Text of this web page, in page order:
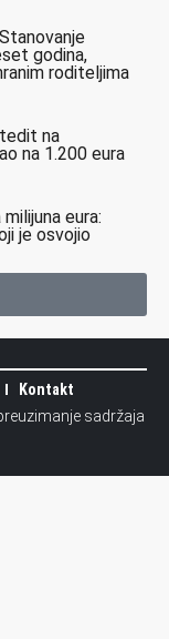
godina,
roditeljima
na
na 1.200 eura
eura:
je osvojio
Kontakt
sadržaja